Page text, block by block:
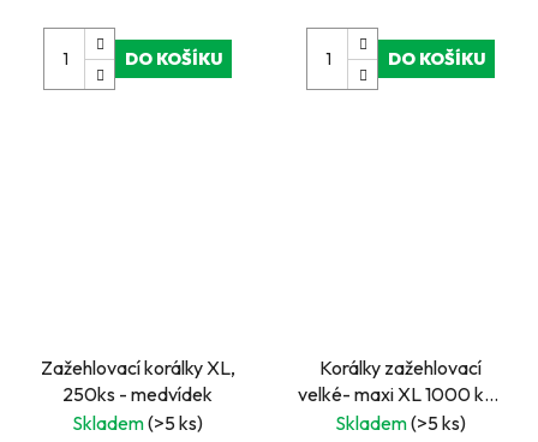
DO KOŠÍKU DO KOŠÍKU
Zažehlovací korálky XL,
250ks - medvídek
Skladem(>5 ks)
Korálky zažehlovací
velké- maxi XL 1000 ks -
Hnědé
Skladem(>5 ks)